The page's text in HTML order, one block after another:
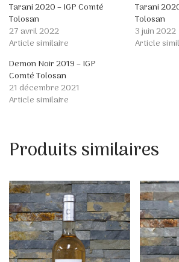
Tarani 2020 – IGP Comté
Tolosan
27 avril 2022
Article similaire
Tarani
Tolosan
3 juin 2022
Article
Demon Noir 2019 – IGP
Comté Tolosan
21 décembre 2021
Article similaire
Produits similaires